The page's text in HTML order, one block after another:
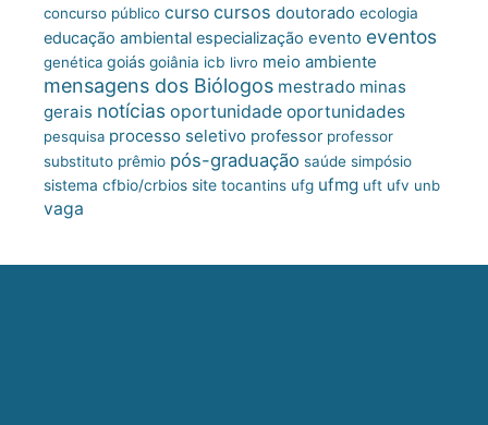
concurso público curso cursos doutorado ecologia
educação ambiental especialização evento eventos
genética goiás goiânia icb livro meio ambiente
mensagens dos Biólogos mestrado minas
gerais notícias oportunidade oportunidades
pesquisa processo seletivo professor professor
substituto prêmio pós-graduação saúde simpósio
sistema cfbio/crbios site tocantins ufg ufmg uft ufv unb
vaga